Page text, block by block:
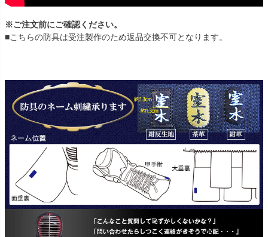
※ご注文前にご確認ください。
■こちらの防具は受注製作のため返品交換不可となります。